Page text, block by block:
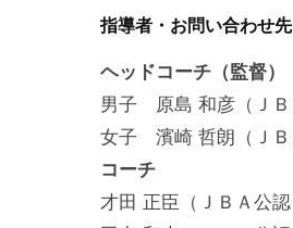
指導者・お問い合わせ先
ヘッドコーチ（監督）
男子 原島 和彦（ＪＢ
女子 濱崎 哲朗（ＪＢ
コーチ
才田 正臣（ＪＢＡ公認